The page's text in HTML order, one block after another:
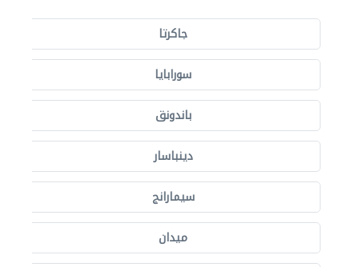
جاكرتا
سورابايا
باندونق
دينباسار
سيمارانج
ميدان